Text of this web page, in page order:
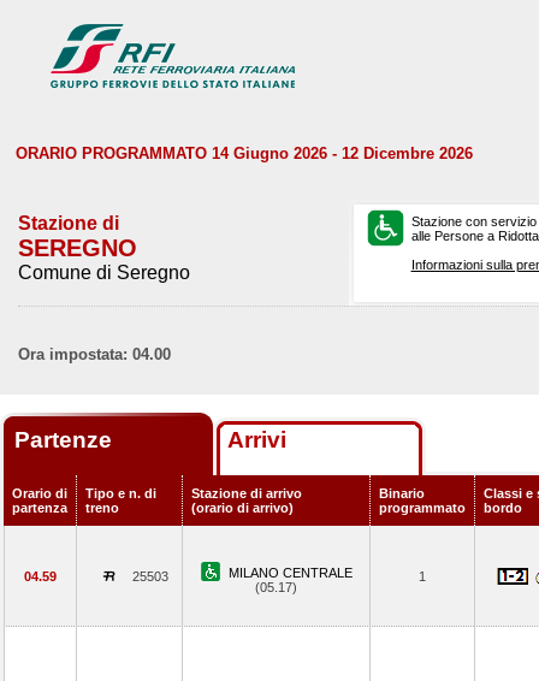
ORARIO PROGRAMMATO 14 Giugno 2026 - 12 Dicembre 2026
Stazione di
SEREGNO
Comune di Seregno
Stazione con
alle Persone a
Informazioni sulla
Ora impostata: 04.00
Partenze Arrivi
Orario di
partenza
Tipo e n. di
treno
Stazione di arrivo
(orario di arrivo)
Binario
programmato
Classi e
bordo
04.59 25503
MILANO CENTRALE
(05.17)
1